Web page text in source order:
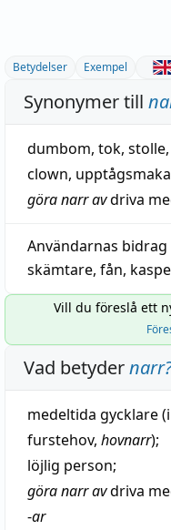
Betydelser Exempel
Synonymer till
dumbom, tok, stolle,
clown,
göra narr avdriva
Användarnas bidrag
skämtare, fån,
Vill du föreslå ett
Vad betydernarr
medeltida gycklare
furstehov, hovnarr);
löjlig person;
göra narr avdriva
-ar